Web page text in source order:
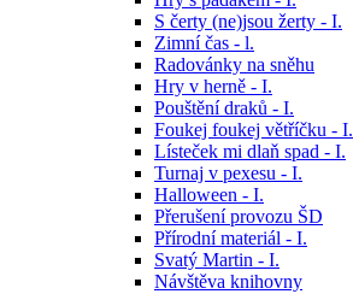
S čerty (ne)jsou žerty - I.
Zimní čas - l.
Radovánky na sněhu
Hry v herně - I.
Pouštění draků - I.
Foukej foukej větříčku - I.
Lísteček mi dlaň spad - I.
Turnaj v pexesu - I.
Halloween - I.
Přerušení provozu ŠD
Přírodní materiál - I.
Svatý Martin - I.
Návštěva knihovny